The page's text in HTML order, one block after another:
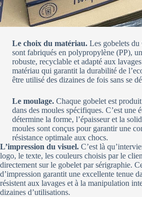
Le choix du matériau. Les gobelets du
sont fabriqués en polypropylène (PP),
robuste, recyclable et adapté aux
matériau qui garantit la durabilité de
être utilisé des dizaines de fois sans se
Le moulage. Chaque gobelet est
dans des moules spécifiques. C’est une
détermine la forme, l’épaisseur et la
moules sont conçus pour garantir une
résistance optimale aux chocs.
L’impression du visuel. C’est là
logo, le texte, les couleurs choisis par le
directement sur le gobelet par sérigraphie.
d’impression garantit une excellente tenue
résistent aux lavages et à la manipulation
dizaines d’utilisations.